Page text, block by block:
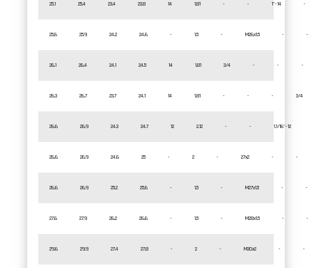
25.1 25.4 23.4 23.8 14 1.81 - - 1"-14 -
25.6 25.9 24.2 24.6 - 1.5 - M26x1.5 - -
26.1 26.4 24.1 24.5 14 1.81 3/4 - - -
26.3 26.7 23.7 24.1 14 1.81 - - - 3/4
26.6 26.9 24.3 24.7 12 2.12 - - 1.1/16"-12
26.6 26.9 24.6 25 - 2 - 27x2 - -
26.6 26.9 25.2 25.6 - 1.5 - M27x1.5 - -
27.6 27.9 26.2 26.6 - 1.5 - M28x1.5 - -
29.6 29.9 27.4 27.8 - 2 - M30x2 - -